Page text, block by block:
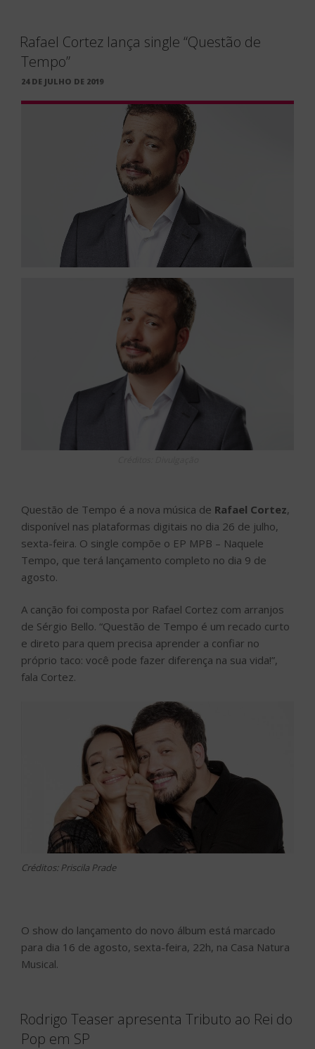
Rafael Cortez lança single “Questão de
Tempo”
PUBLICADO
24 DE JULHO DE 2019
Questão de Tempo é a nova música de Rafael Cortez,
disponível nas plataformas digitais no dia 26 de julho,
sexta-feira. O single compõe o EP MPB – Naquele
Tempo, que terá lançamento completo no dia 9 de
agosto.
A canção foi composta por Rafael Cortez com arranjos
de Sérgio Bello. “Questão de Tempo é um recado curto
e direto para quem precisa aprender a confiar no
próprio taco: você pode fazer diferença na sua vida!”,
fala Cortez.
Créditos: Priscila Prade
O show do lançamento do novo álbum está marcado
para dia 16 de agosto, sexta-feira, 22h, na Casa Natura
Musical.
Rodrigo Teaser apresenta Tributo ao Rei do
Pop em SP